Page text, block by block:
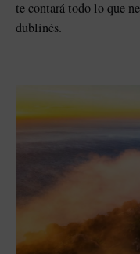
te contará todo lo que
dublinés.